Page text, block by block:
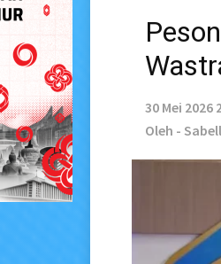
30 Mei 2026
Oleh -